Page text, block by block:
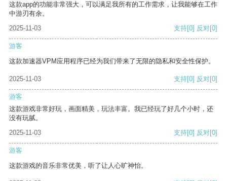
这款app的功能非常强大，可以满足我所有的工作需求，让我能够在工作
中游刃有余。
2025-11-03
支持[0] 反对[0]
游客
这款加速器VPM应用程序已经为我们带来了无限的隐私和安全性保护。
2025-11-03 支持[0] 反对[0]
游客
这款游戏非常好玩，画面精美，玩法丰富。我已经玩了好几个小时，还
没有玩腻。
2025-11-03
支持[0] 反对[0]
游客
这款游戏的音乐非常优美，听了让人心旷神怡。